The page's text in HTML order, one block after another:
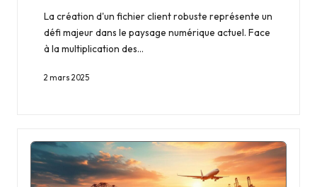
La création d'un fichier client robuste représente un
défi majeur dans le paysage numérique actuel. Face
à la multiplication des…
2 mars 2025